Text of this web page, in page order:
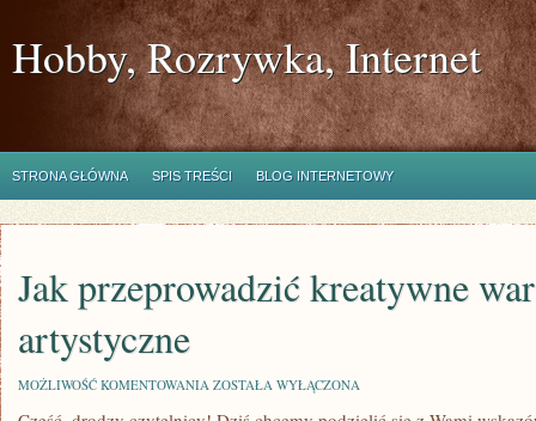
Hobby, Rozrywka, Internet
STRONA GŁÓWNA SPIS TREŚCI BLOG INTERNETOWY
Jak przeprowadzić kreatywne
artystyczne
MOŻLIWOŚĆ KOMENTOWANIA JAK
ZOSTAŁA WYŁĄCZONA